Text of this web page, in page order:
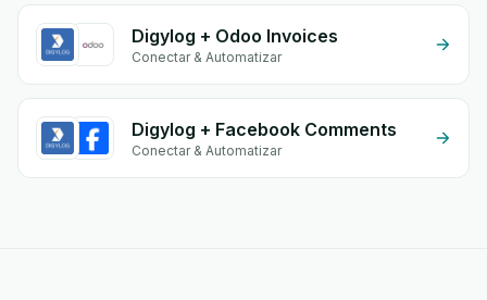
Digylog + Odoo Invoices
Conectar & Automatizar
Digylog + Facebook Comments
Conectar & Automatizar